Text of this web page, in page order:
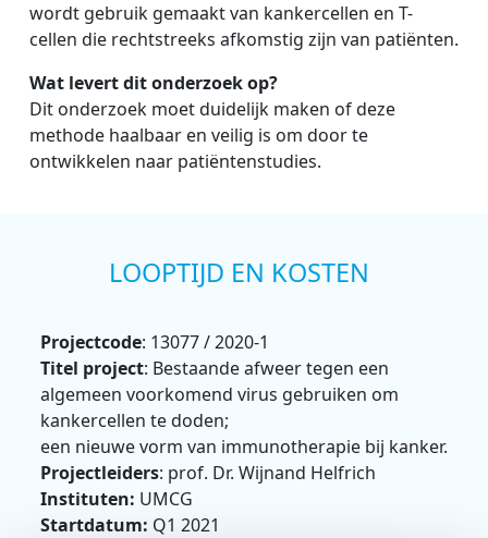
wordt gebruik gemaakt van kankercellen en T-
cellen die rechtstreeks afkomstig zijn van patiënten.
Wat levert dit onderzoek op?
Dit onderzoek moet duidelijk maken of deze
methode haalbaar en veilig is om door te
ontwikkelen naar patiëntenstudies.
LOOPTIJD EN KOSTEN
Projectcode: 13077 / 2020-1
Titel project: Bestaande afweer tegen een
algemeen voorkomend virus gebruiken om
kankercellen te doden;
een nieuwe vorm van immunotherapie bij kanker.
Projectleiders: prof. Dr. Wijnand Helfrich
Instituten: UMCG
Startdatum: Q1 2021